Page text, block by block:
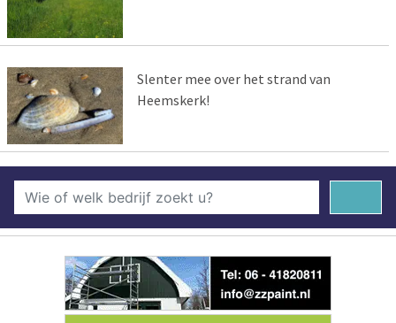
Slenter mee over het strand van
Heemskerk!